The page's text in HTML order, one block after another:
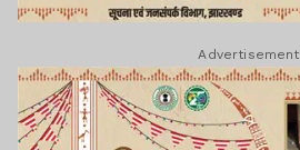
Advertisement